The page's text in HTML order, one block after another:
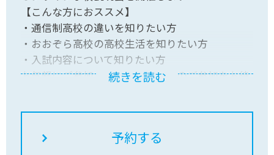
【こんな方におススメ】
・通信制高校の違いを知りたい方
・おおぞら高校の高校生活を知りたい方
・入試内容について知りたい方
お気軽にご参加ください！皆さんのご参加をお待
続きを読む